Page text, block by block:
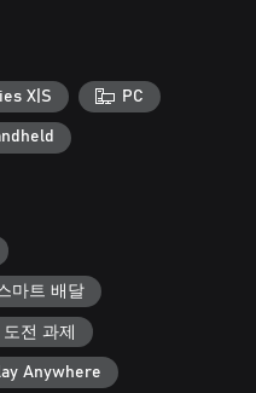
X|S PC
마트 배달
전 과제
Anywhere